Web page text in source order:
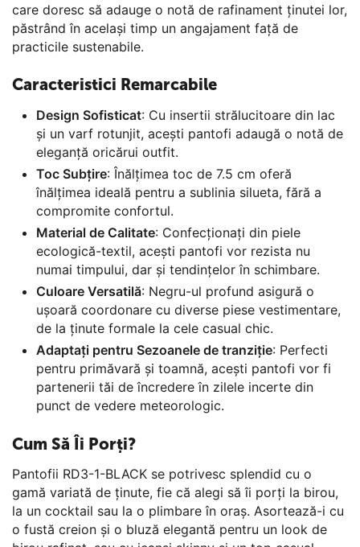
care doresc să adauge o notă de rafinament ținutei lor,
păstrând în același timp un angajament față de
practicile sustenabile.
Caracteristici Remarcabile
Design Sofisticat: Cu insertii strălucitoare din lac
și un varf rotunjit, acești pantofi adaugă o notă de
eleganță oricărui outfit.
Toc Subțire: Înălțimea toc de 7.5 cm oferă
înălțimea ideală pentru a sublinia silueta, fără a
compromite confortul.
Material de Calitate: Confecționați din piele
ecologică-textil, acești pantofi vor rezista nu
numai timpului, dar și tendințelor în schimbare.
Culoare Versatilă: Negru-ul profund asigură o
ușoară coordonare cu diverse piese vestimentare,
de la ținute formale la cele casual chic.
Adaptați pentru Sezoanele de tranziție: Perfecti
pentru primăvară și toamnă, acești pantofi vor fi
partenerii tăi de încredere în zilele incerte din
punct de vedere meteorologic.
Cum Să Îi Porți?
Pantofii RD3-1-BLACK se potrivesc splendid cu o
gamă variată de ținute, fie că alegi să îi porți la birou,
la un cocktail sau la o plimbare în oraș. Asortează-i cu
o fustă creion și o bluză elegantă pentru un look de